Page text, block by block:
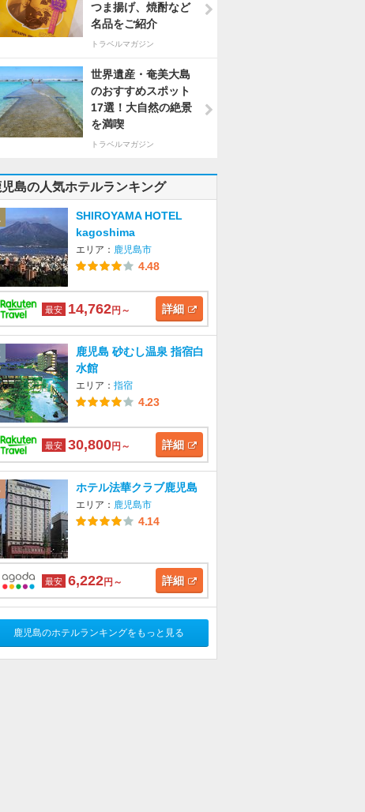
つま揚げ、焼酎など
名品をご紹介
トラベルマガジン
世界遺産・奄美大島
のおすすめスポット
17選！大自然の絶景
を満喫
トラベルマガジン
児島の人気ホテルランキング
SHIROYAMA HOTEL
kagoshima
エリア： 鹿児島市
4.48
最安 14,762円～ 詳細
鹿児島 砂むし温泉 指宿白
水館
エリア： 指宿
4.23
最安 30,800円～ 詳細
ホテル法華クラブ鹿児島
エリア： 鹿児島市
4.14
最安 6,222円～ 詳細
鹿児島のホテルランキングをもっと見る